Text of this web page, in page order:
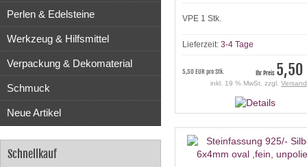
Perlen & Edelsteine
Werkzeug & Hilfsmittel
Verpackung & Dekomaterial
Schmuck
Neue Artikel
Schnellkauf
VPE 1 Stk.
Lieferzeit: 3-4 Tage
Ihr Preis 5,50
5,50 EUR pro Stk.
inkl. 19 % MwSt. zzgl.